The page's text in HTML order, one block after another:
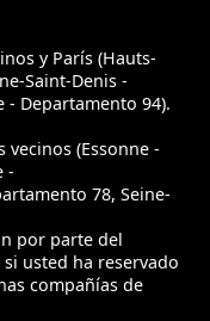
y París (Hauts-
Saint-Denis -
- Departamento 94).
vecinos (Essonne -
-
78, Seine-
por parte del
usted ha reservado
compañías de